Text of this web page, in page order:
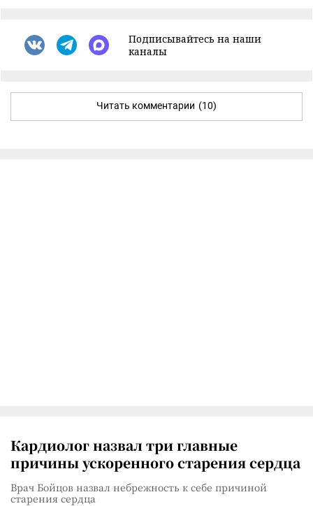
Подписывайтесь на наши
каналы
Читать комментарии (10)
Кардиолог назвал три главные
причины ускоренного старения сердца
Врач Бойцов назвал небрежность к себе причиной
старения сердца